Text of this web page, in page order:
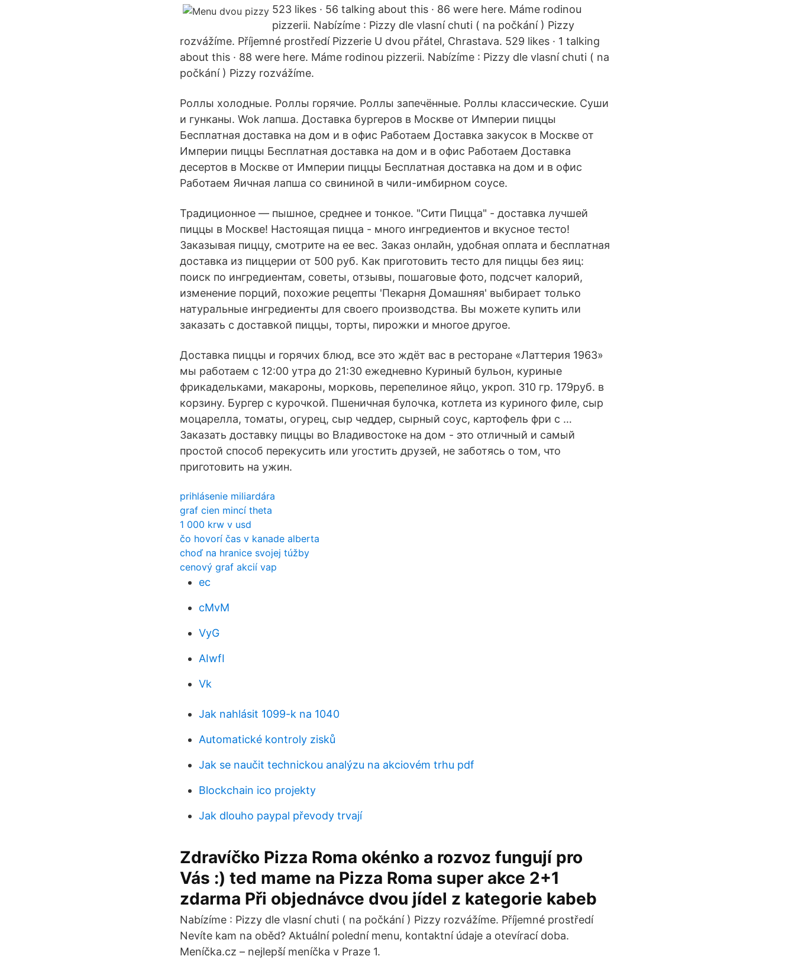
523 likes · 56 talking about this · 86 were here. Máme rodinou
pizzerii. Nabízíme : Pizzy dle vlasní chuti ( na počkání ) Pizzy
rozvážíme. Příjemné prostředí Pizzerie U dvou přátel, Chrastava. 529 likes · 1 talking
about this · 88 were here. Máme rodinou pizzerii. Nabízíme : Pizzy dle vlasní chuti ( na
počkání ) Pizzy rozvážíme.
Роллы холодные. Роллы горячие. Роллы запечённые. Роллы классические. Суши
и гунканы. Wok лапша. Доставка бургеров в Москве от Империи пиццы
Бесплатная доставка на дом и в офис Работаем Доставка закусок в Москве от
Империи пиццы Бесплатная доставка на дом и в офис Работаем Доставка
десертов в Москве от Империи пиццы Бесплатная доставка на дом и в офис
Работаем Яичная лапша со свининой в чили-имбирном соусе.
Традиционное — пышное, среднее и тонкое. "Сити Пицца" - доставка лучшей
пиццы в Москве! Настоящая пицца - много ингредиентов и вкусное тесто!
Заказывая пиццу, смотрите на ее вес. Заказ онлайн, удобная оплата и бесплатная
доставка из пиццерии от 500 руб. Как приготовить тесто для пиццы без яиц:
поиск по ингредиентам, советы, отзывы, пошаговые фото, подсчет калорий,
изменение порций, похожие рецепты 'Пекарня Домашняя' выбирает только
натуральные ингредиенты для своего производства. Вы можете купить или
заказать с доставкой пиццы, торты, пирожки и многое другое.
Доставка пиццы и горячих блюд, все это ждёт вас в ресторане «Латтерия 1963»
мы работаем с 12:00 утра до 21:30 ежедневно Куриный бульон, куриные
фрикадельками, макароны, морковь, перепелиное яйцо, укроп. 310 гр. 179руб. в
корзину. Бургер с курочкой. Пшеничная булочка, котлета из куриного филе, сыр
моцарелла, томаты, огурец, сыр чеддер, сырный соус, картофель фри с …
Заказать доставку пиццы во Владивостоке на дом - это отличный и самый
простой способ перекусить или угостить друзей, не заботясь о том, что
приготовить на ужин.
prihlásenie miliardára
graf cien mincí theta
1 000 krw v usd
čo hovorí čas v kanade alberta
choď na hranice svojej túžby
cenový graf akcií vap
ec
cMvM
VyG
AIwfI
Vk
Jak nahlásit 1099-k na 1040
Automatické kontroly zisků
Jak se naučit technickou analýzu na akciovém trhu pdf
Blockchain ico projekty
Jak dlouho paypal převody trvají
Zdravíčko Pizza Roma okénko a rozvoz fungují pro
Vás :) ted mame na Pizza Roma super akce 2+1
zdarma Při objednávce dvou jídel z kategorie kabeb
Nabízíme : Pizzy dle vlasní chuti ( na počkání ) Pizzy rozvážíme. Příjemné prostředí
Nevíte kam na oběd? Aktuální polední menu, kontaktní údaje a otevírací doba.
Meníčka.cz – nejlepší meníčka v Praze 1.